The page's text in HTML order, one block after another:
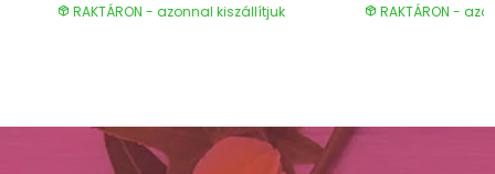
RAKTÁRON - azonnal kiszállítjuk RAKTÁRON -